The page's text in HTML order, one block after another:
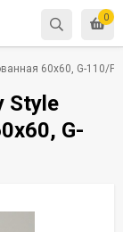
0
60x60, G-110/PR
Style
G-